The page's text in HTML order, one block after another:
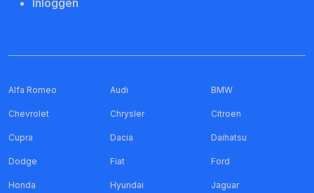
Alfa Romeo Audi BMW
Chevrolet Chrysler Citroen
Cupra Dacia Daihatsu
Dodge Fiat Ford
Honda Hyundai Jaguar